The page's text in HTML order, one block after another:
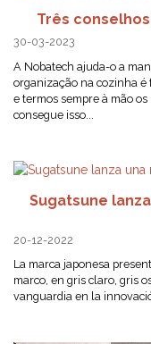
Três
30-03-2023
A Nobatech ajuda-o a
organização na cozinha é
e termos sempre à mão
consegue isso...
Sugatsune
20-12-2022
La marca japonesa
marco, en gris claro, gris
vanguardia en la